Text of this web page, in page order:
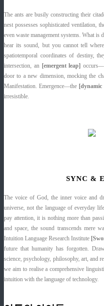
The ants are busily constructing their
nest possesses sophisticated ventilation,
even waste management systems. What
hear its sound, but you cannot tell
spatiotemporal coordinates of destiny,
intersection, an [emergent leap]
door to a new dimension, mocking the
Manifestation. Emergence—the [dynamic
irresistible.
SYNC &
The voice of God, the inner voice and
universe, not the language of everyday
pay attention, it is nothing more than
and space, the sound transcends mere
Intuition Language Research Institute
future that humanity has forgotten.
science, psychology, philosophy, art,
we aim to realise a comprehensive
intuition with the language of technology.